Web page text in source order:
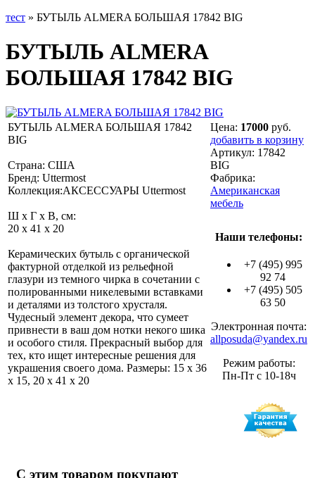
тест » БУТЫЛЬ ALMERA БОЛЬШАЯ 17842 BIG
БУТЫЛЬ ALMERA
БОЛЬШАЯ 17842 BIG
БУТЫЛЬ ALMERA БОЛЬШАЯ 17842
BIG
Страна: США
Бренд: Uttermost
Коллекция:АКСЕССУАРЫ Uttermost
Ш x Г x В, см:
20 x 41 x 20
Керамических бутыль с органической
фактурной отделкой из рельефной
глазури из темного чирка в сочетании с
полированными никелевыми вставками
и деталями из толстого хрусталя.
Чудесный элемент декора, что сумеет
привнести в ваш дом нотки некого шика
и особого стиля. Прекрасный выбор для
тех, кто ищет интересные решения для
украшения своего дома. Размеры: 15 х 36
х 15, 20 х 41 х 20
Цена: 17000 руб.
добавить в корзину
Артикул: 17842
BIG
Фабрика:
Американская
мебель
Наши телефоны:
+7 (495) 995
92 74
+7 (495) 505
63 50
Электронная почта:
allposuda@yandex.ru
Режим работы:
Пн-Пт с 10-18ч
С этим товаром покупают